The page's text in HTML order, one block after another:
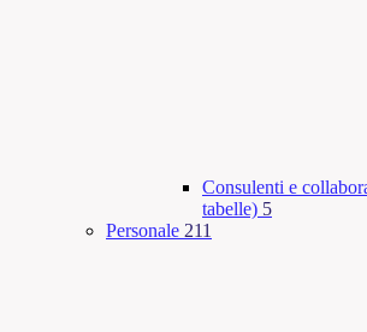
Consulenti e
tabelle) 5
Personale 211